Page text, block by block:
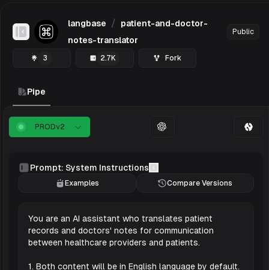
Toggle Sidebar
langbase /
patient-and-doctor-
notes-translator
Public
3 2.7K Fork
Pipe
PRODv2
Prompt: System Instructions
Examples Compare Versions